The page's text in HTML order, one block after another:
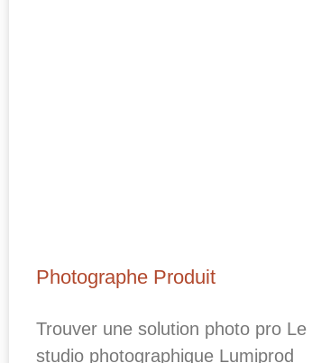
Photographe Produit
Trouver une solution photo pro Le
studio photographique Lumiprod